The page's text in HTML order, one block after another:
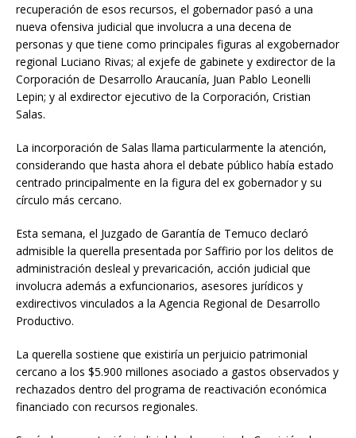
recuperación de esos recursos, el gobernador pasó a una
nueva ofensiva judicial que involucra a una decena de
personas y que tiene como principales figuras al exgobernador
regional Luciano Rivas; al exjefe de gabinete y exdirector de la
Corporación de Desarrollo Araucanía, Juan Pablo Leonelli
Lepin; y al exdirector ejecutivo de la Corporación, Cristian
Salas.
La incorporación de Salas llama particularmente la atención,
considerando que hasta ahora el debate público había estado
centrado principalmente en la figura del ex gobernador y su
círculo más cercano.
Esta semana, el Juzgado de Garantía de Temuco declaró
admisible la querella presentada por Saffirio por los delitos de
administración desleal y prevaricación, acción judicial que
involucra además a exfuncionarios, asesores jurídicos y
exdirectivos vinculados a la Agencia Regional de Desarrollo
Productivo.
La querella sostiene que existiría un perjuicio patrimonial
cercano a los $5.900 millones asociado a gastos observados y
rechazados dentro del programa de reactivación económica
financiado con recursos regionales.